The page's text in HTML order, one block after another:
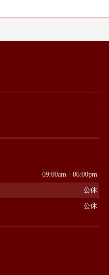
09:00am - 06:00pm
公休
公休